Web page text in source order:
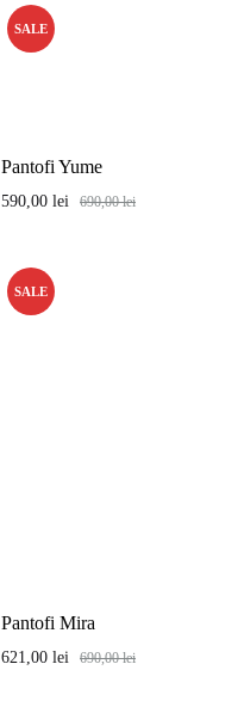
SALE
Pantofi Yume
590,00 lei 690,00lei
SALE
Pantofi Mira
621,00 lei 690,00lei